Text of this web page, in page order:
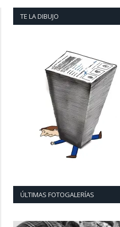
TE LA DIBUJO
ÚLTIMAS FOTOGALERÍAS